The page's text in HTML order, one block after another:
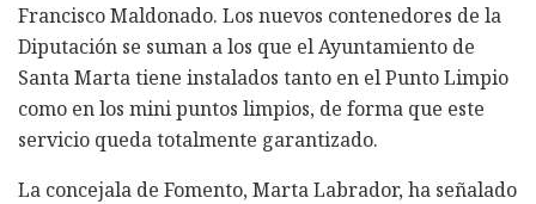
Francisco Maldonado. Los nuevos contenedores de la
Diputación se suman a los que el Ayuntamiento de
Santa Marta tiene instalados tanto en el Punto Limpio
como en los mini puntos limpios, de forma que este
servicio queda totalmente garantizado.
La concejala de Fomento, Marta Labrador, ha señalado